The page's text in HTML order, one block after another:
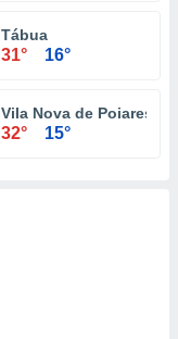
Tábua
31° 16°
Vila Nova de Poiares
32° 15°